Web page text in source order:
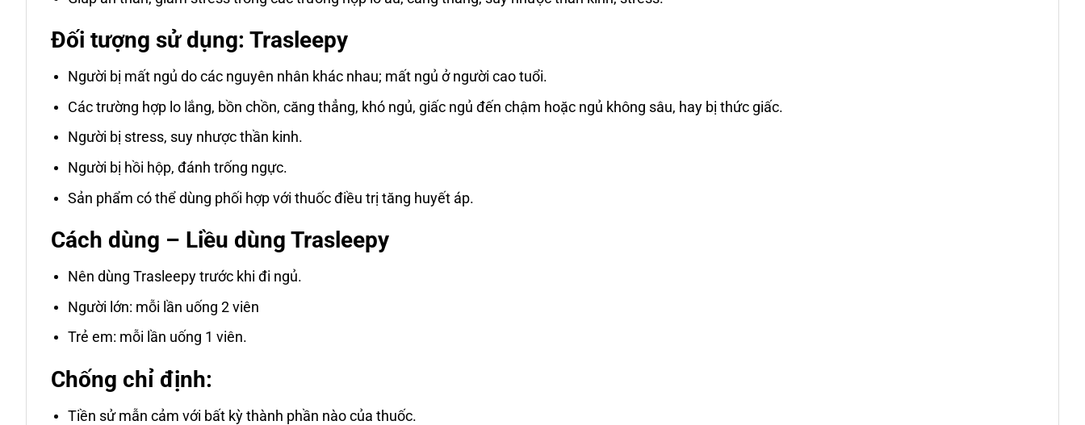
Đối tượng sử dụng: Trasleepy
Người bị mất ngủ do các nguyên nhân khác nhau; mất ngủ ở người cao tuổi.
Các trường hợp lo lắng, bồn chồn, căng thẳng, khó ngủ, giấc ngủ đến chậm hoặc ngủ không sâu, hay bị thức giấc.
Người bị stress, suy nhược thần kinh.
Người bị hồi hộp, đánh trống ngực.
Sản phẩm có thể dùng phối hợp với thuốc điều trị tăng huyết áp.
Cách dùng – Liều dùng Trasleepy
Nên dùng Trasleepy trước khi đi ngủ.
Người lớn: mỗi lần uống 2 viên
Trẻ em: mỗi lần uống 1 viên.
Chống chỉ định:
Tiền sử mẫn cảm với bất kỳ thành phần nào của thuốc.